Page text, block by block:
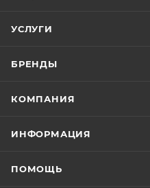
УСЛУГИ
БРЕНДЫ
КОМПАНИЯ
ИНФОРМАЦИЯ
ПОМОЩЬ